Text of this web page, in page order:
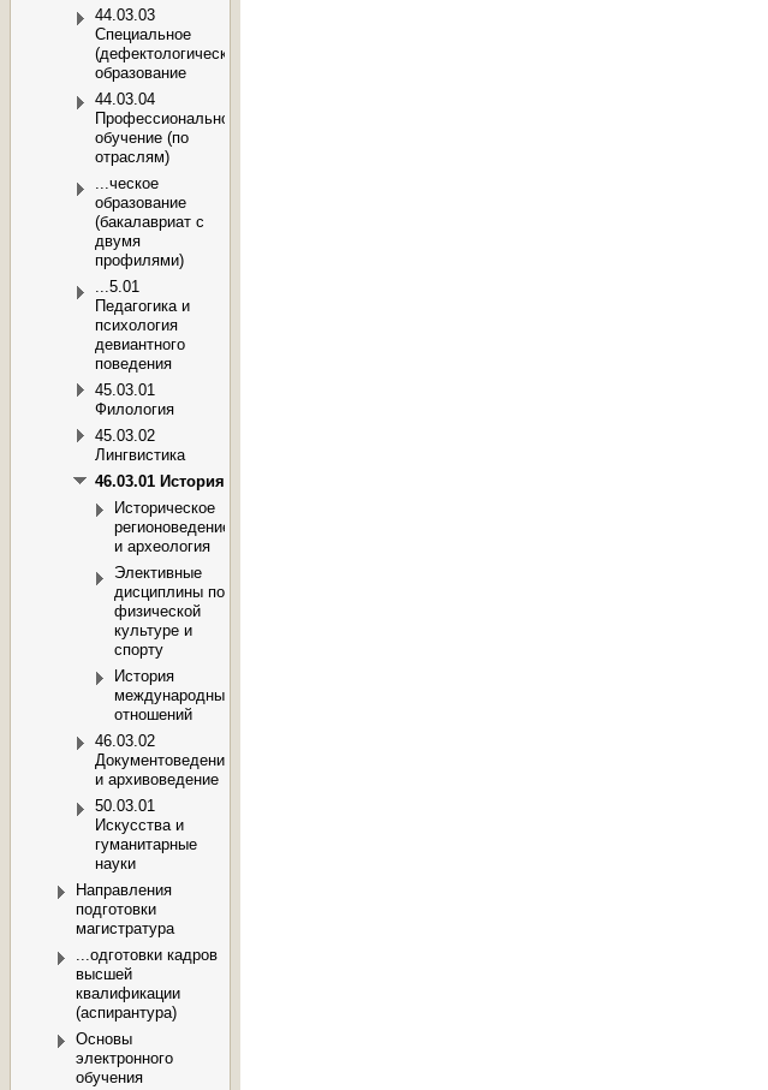
44.03.03
Специальное
(дефектологическое)
образование
44.03.04
Профессиональное
обучение (по
отраслям)
...ческое
образование
(бакалавриат с
двумя
профилями)
...5.01
Педагогика и
психология
девиантного
поведения
45.03.01
Филология
45.03.02
Лингвистика
46.03.01 История
Историческое
регионоведение
и археология
Элективные
дисциплины по
физической
культуре и
спорту
История
международных
отношений
46.03.02
Документоведение
и архивоведение
50.03.01
Искусства и
гуманитарные
науки
Направления
подготовки
магистратура
...одготовки кадров
высшей
квалификации
(аспирантура)
Основы
электронного
обучения